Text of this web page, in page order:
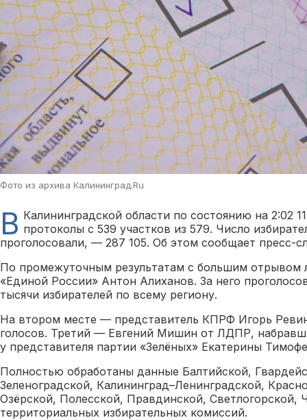
Фото из архива Калининград.Ru
В Калининградской области по состоянию на 2:02
протоколы с 539 участков из 579. Число
проголосовали, — 287 105. Об этом сообщает пресс-
По промежуточным результатам с большим отрывом
«Единой России» Антон Алиханов. За него
тысячи избирателей по всему региону.
На втором месте — представитель КПРФ Игорь
голосов. Третий — Евгений Мишин от ЛДПР,
у представителя партии «Зелёных» Екатерины
Полностью обработаны данные Балтийской,
Зеленоградской, Калининград–Ленинградской,
Озёрской, Полесской, Правдинской, Светлогорской,
территориальных избирательных комиссий.